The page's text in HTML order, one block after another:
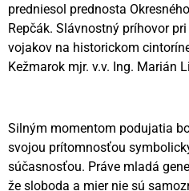
predniesol prednosta
Repčák. Slávnostný príhovor
vojakov na historickom
Kežmarok mjr. v.v. Ing. Marián
Silným momentom podujatia
svojou prítomnosťou
súčasnosťou. Práve mladá
že sloboda a mier nie sú